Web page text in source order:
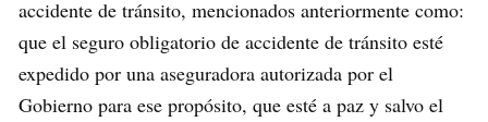
accidente de tránsito, mencionados anteriormente como:
que el seguro obligatorio de accidente de tránsito esté
expedido por una aseguradora autorizada por el
Gobierno para ese propósito, que esté a paz y salvo el